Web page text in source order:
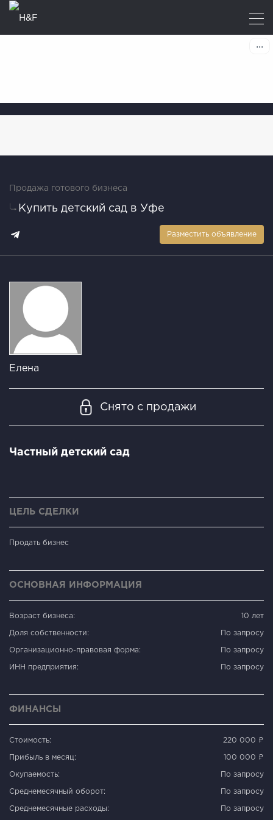
Продажа готового бизнеса
Купить детский сад в Уфе
Разместить объявление
Елена
Снято с продажи
Частный детский сад
ЦЕЛЬ СДЕЛКИ
Продать бизнес
ОСНОВНАЯ ИНФОРМАЦИЯ
Возраст бизнеса: 10 лет
Доля собственности: По запросу
Организационно-правовая форма: По запросу
ИНН предприятия: По запросу
ФИНАНСЫ
Стоимость: 220 000 ₽
Прибыль в месяц: 100 000 ₽
Окупаемость: По запросу
Среднемесячный оборот: По запросу
Среднемесячные расходы: По запросу